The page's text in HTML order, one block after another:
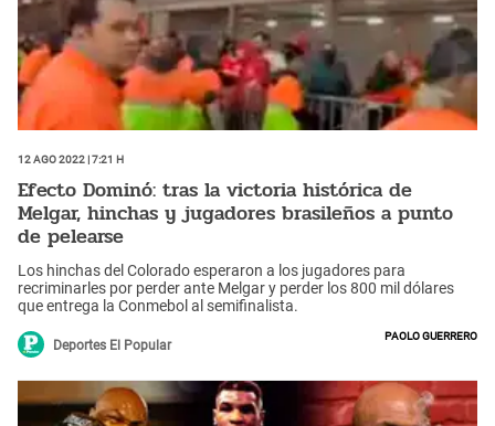
12 Ago 2022 | 7:21 h
Efecto Dominó: tras la victoria histórica de
Melgar, hinchas y jugadores brasileños a punto
de pelearse
Los hinchas del Colorado esperaron a los jugadores para
recriminarles por perder ante Melgar y perder los 800 mil dólares
que entrega la Conmebol al semifinalista.
Deportes El Popular
Paolo Guerrero